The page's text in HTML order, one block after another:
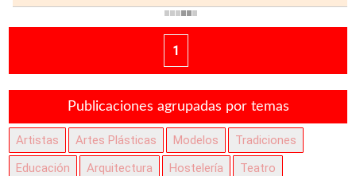
1
Publicaciones agrupadas por temas
Artistas Artes Plásticas Modelos
Tradiciones
Educación
Arquitectura Hostelería Teatro